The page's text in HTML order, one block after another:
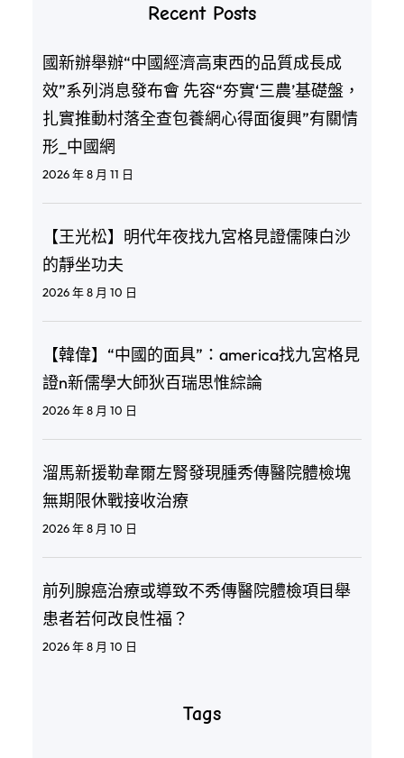
Recent Posts
國新辦舉辦“中國經濟高東西的品質成長成
效”系列消息發布會 先容“夯實‘三農’基礎盤，
扎實推動村落全查包養網心得面復興”有關情
形_中國網
2026 年 8 月 11 日
【王光松】明代年夜找九宮格見證儒陳白沙
的靜坐功夫
2026 年 8 月 10 日
【韓偉】“中國的面具”：america找九宮格見
證n新儒學大師狄百瑞思惟綜論
2026 年 8 月 10 日
溜馬新援勒韋爾左腎發現腫秀傳醫院體檢塊
無期限休戰接收治療
2026 年 8 月 10 日
前列腺癌治療或導致不秀傳醫院體檢項目舉
患者若何改良性福？
2026 年 8 月 10 日
Tags